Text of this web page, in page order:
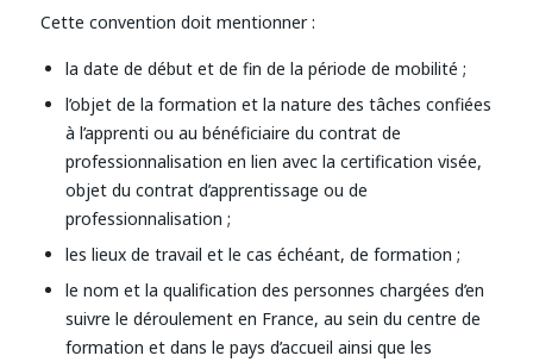
Cette convention doit mentionner :
la date de début et de fin de la période de mobilité ;
l’objet de la formation et la nature des tâches confiées
à l’apprenti ou au bénéficiaire du contrat de
professionnalisation en lien avec la certification visée,
objet du contrat d’apprentissage ou de
professionnalisation ;
les lieux de travail et le cas échéant, de formation ;
le nom et la qualification des personnes chargées d’en
suivre le déroulement en France, au sein du centre de
formation et dans le pays d’accueil ainsi que les